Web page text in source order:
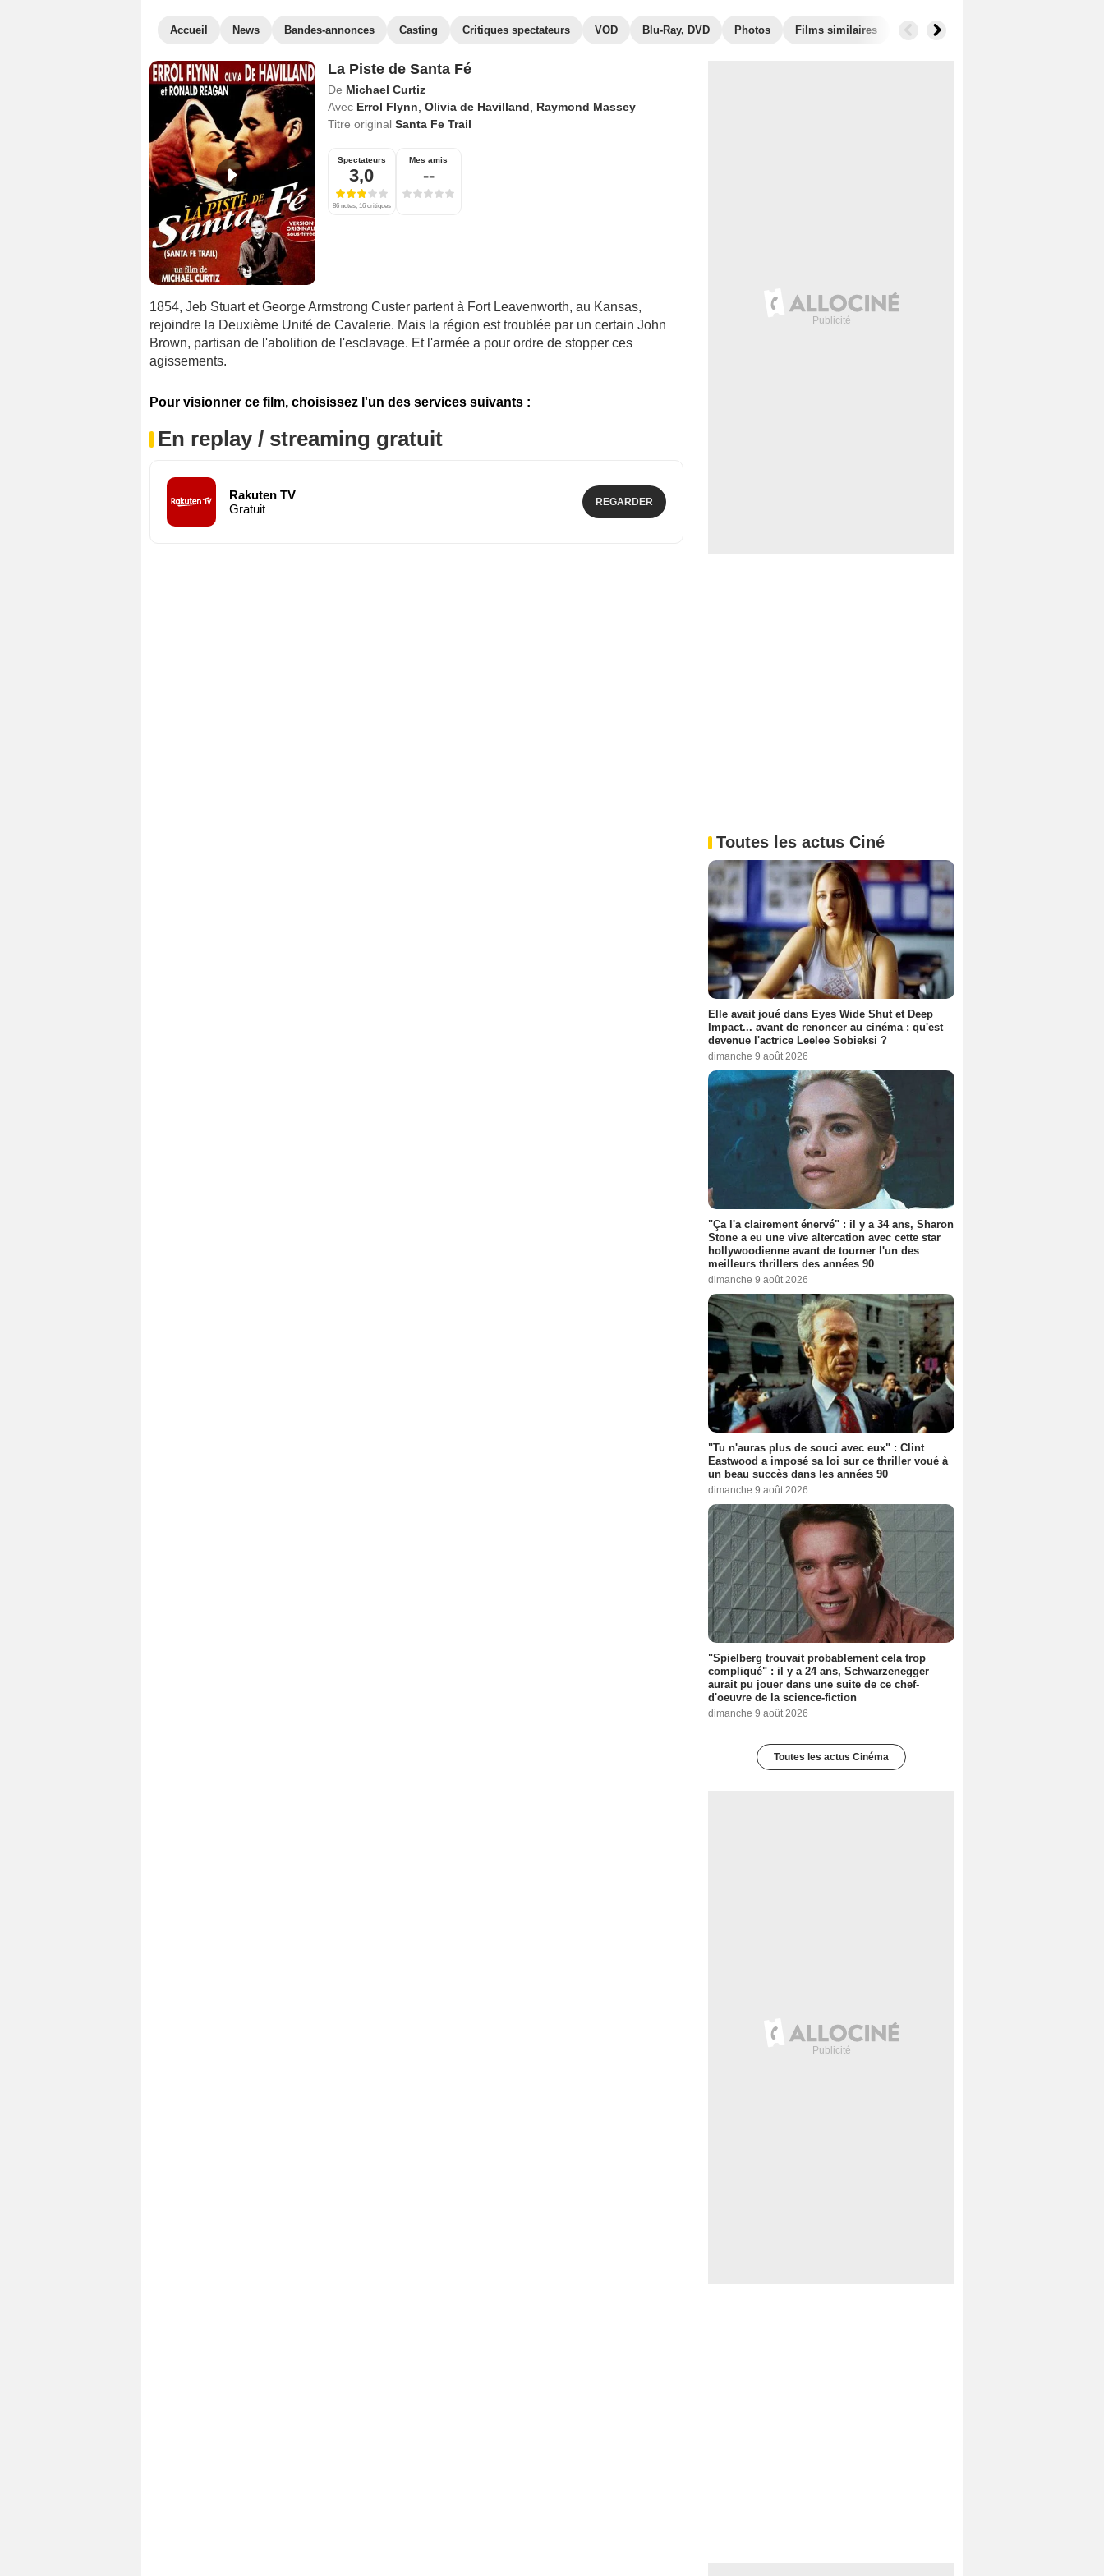
Accueil News Bandes-annonces Casting Critiques spectateurs VOD Blu-Ray, DVD Photos Films similaires
La Piste de Santa Fé
De Michael Curtiz
Avec Errol Flynn Olivia de Havilland
Raymond Massey
Titre original Santa Fe Trail
Spectateurs
3,0
86 notes, 16 critiques
Mes amis
--
1854, Jeb Stuart et George Armstrong Custer partent à Fort Leavenworth, au Kansas,
rejoindre la Deuxième Unité de Cavalerie. Mais la région est troublée par un certain John
Brown, partisan de l'abolition de l'esclavage. Et l'armée a pour ordre de stopper ces
agissements.
Pour visionner ce film, choisissez l'un des services suivants :
En replay / streaming gratuit
Rakuten TV
Gratuit
REGARDER
Toutes les actus Ciné
Elle avait joué dans Eyes Wide Shut et Deep
Impact... avant de renoncer au cinéma : qu'est
devenue l'actrice Leelee Sobieksi ?
dimanche 9 août 2026
"Ça l'a clairement énervé" : il y a 34 ans, Sharon
Stone a eu une vive altercation avec cette star
hollywoodienne avant de tourner l'un des
meilleurs thrillers des années 90
dimanche 9 août 2026
"Tu n'auras plus de souci avec eux" : Clint
Eastwood a imposé sa loi sur ce thriller voué à
un beau succès dans les années 90
dimanche 9 août 2026
"Spielberg trouvait probablement cela trop
compliqué" : il y a 24 ans, Schwarzenegger
aurait pu jouer dans une suite de ce chef-
d'oeuvre de la science-fiction
dimanche 9 août 2026
Toutes les actus Cinéma